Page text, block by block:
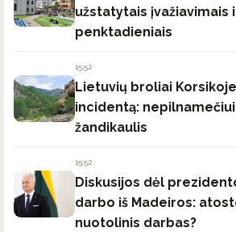
užstatytais įvažiavimais
penktadieniais
15:52
Lietuvių broliai
incidentą:
žandikaulis
15:52
Diskusijos dėl
darbo iš Madeiros:
nuotolinis darbas?